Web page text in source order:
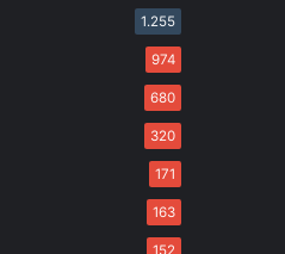
1.255
974
680
320
171
163
152